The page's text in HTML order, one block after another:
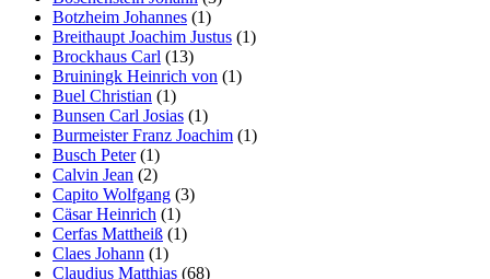
Botzheim Johannes (1)
Breithaupt Joachim Justus (1)
Brockhaus Carl (13)
Bruiningk Heinrich von (1)
Buel Christian (1)
Bunsen Carl Josias (1)
Burmeister Franz Joachim (1)
Busch Peter(1)
Calvin Jean (2)
Capito Wolfgang (3)
Cäsar Heinrich (1)
Cerfas Mattheiß (1)
Claes Johann (1)
Claudius Matthias (68)